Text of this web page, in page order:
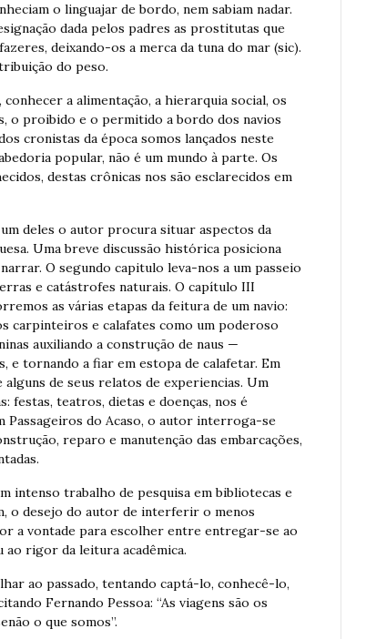
o linguajar de bordo, nem sabiam nadar.
dada pelos padres as prostitutas que
deixando-os a merca da tuna do mar (sic).
do peso.
a alimentação, a hierarquia social, os
o proibido e o permitido a bordo dos navios
cronistas da época somos lançados neste
popular, não é um mundo à parte. Os
destas crônicas nos são esclarecidos em
deles o autor procura situar aspectos da
Uma breve discussão histórica posiciona
O segundo capitulo leva-nos a um passeio
e catástrofes naturais. O capítulo III
as várias etapas da feitura de um navio:
carpinteiros e calafates como um poderoso
auxiliando a construção de naus —
e tornando a fiar em estopa de calafetar. Em
de seus relatos de experiencias. Um
festas, teatros, dietas e doenças, nos é
Passageiros do Acaso, o autor interroga-se
reparo e manutenção das embarcações,
intenso trabalho de pesquisa em bibliotecas e
o desejo do autor de interferir o menos
a vontade para escolher entre entregar-se ao
rigor da leitura acadêmica.
ao passado, tentando captá-lo, conhecê-lo,
Fernando Pessoa: “As viagens são os
o que somos”.